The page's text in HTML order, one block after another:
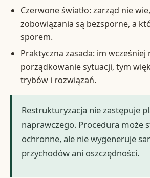
Czerwone światło: zarząd nie
zobowiązania są bezsporne, a
sporem.
Praktyczna zasada: im wcześniej
porządkowanie sytuacji, tym
trybów i rozwiązań.
Restrukturyzacja nie zastępuje
naprawczego. Procedura może
ochronne, ale nie wygeneruje
przychodów ani oszczędności.